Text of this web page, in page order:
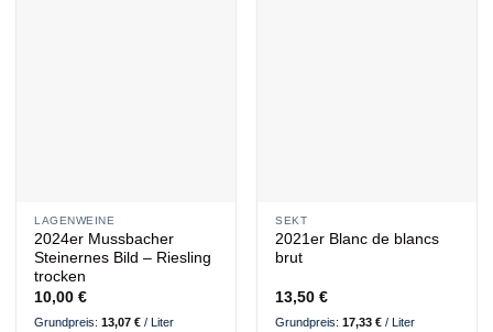
LAGENWEINE
2024er Mussbacher
Steinernes Bild – Riesling
trocken
10,00€
Grundpreis:13,07€ /Liter
SEKT
2021er Blanc de blancs
brut
13,50€
Grundpreis:17,33€ /Liter